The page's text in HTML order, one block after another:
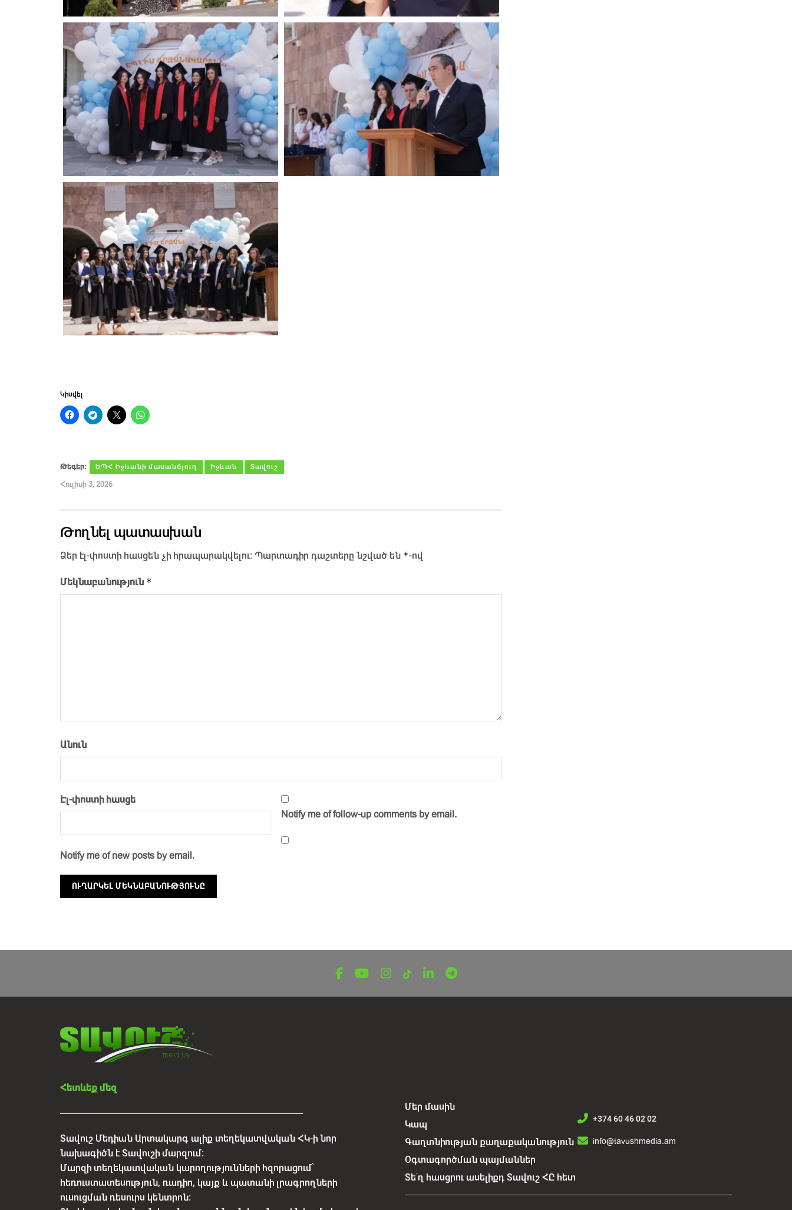
Կիսվել
Թեգեր։ ԵՊՀ Իջևանի մասանճյուղ Իջևան Տավուշ
Հուլիսի 3, 2026
Թողնել պատասխան
Ձեր էլ-փոստի հասցեն չի հրապարակվելու։ Պարտադիր դաշտերը նշված են *-ով
Մեկնաբանություն *
Անուն
Էլ-փոստի հասցե
Notify me of follow-up comments by email.
Notify me of new posts by email.
Հետևեք մեզ
Տավուշ Մեդիան Արտակարգ ալիք տեղեկատվական ՀԿ-ի նոր
նախագիծն է Տավուշի մարզում:
Մարզի տեղեկատվական կարողությունների հզորացում՝
հեռուստատեսություն, ռադիո, կայք և պատանի լրագրողների
ուսուցման ռեսուրս կենտրոն:
Մեր մասին
Կապ
Գաղտնիության քաղաքականություն
Օգտագործման պայմաններ
Տե՛ղ հասցրու ասելիքդ Տավուշ ՀԸ հետ
+374 60 46 02 02
info@tavushmedia.am